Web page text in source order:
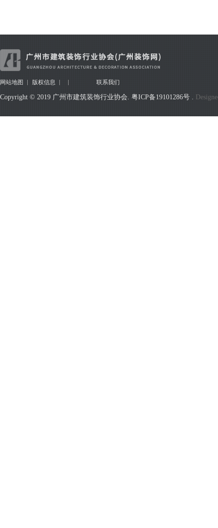
网站地图 版权信息 联系我们
Copyright © 2019 广州市建筑装饰行业协会. 粤ICP备19101286号